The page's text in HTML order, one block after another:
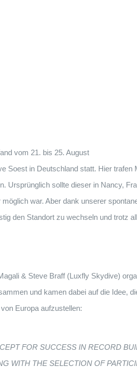
vom 21. bis 25. August
Soest in Deutschland statt. Hier trafen
Ursprünglich sollte dieser in Nancy,
war. Aber dank unserer
den Standort zu wechseln und trotz
& Steve Braff (Luxfly Skydive)
und kamen dabei auf die Idee,
Europa aufzustellen:
FOR SUCCESS IN RECORD
WITH THE SELECTION OF